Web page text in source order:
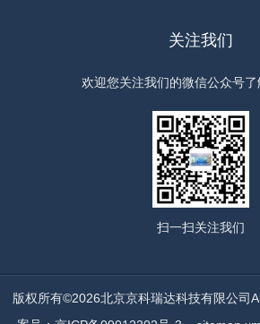
关注我们
欢迎您关注我们的微信公众号了
扫一扫关注我们
版权所有©2026北京京科瑞达科技有限公